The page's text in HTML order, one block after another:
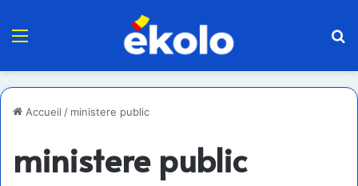
Menu
Accueil / ministere public
ministere public